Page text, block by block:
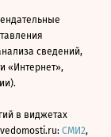
сведений,
«Интернет»,
в виджетах
СМИ2,